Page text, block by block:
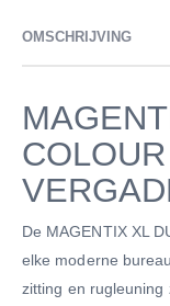
OMSCHRIJVING
COLOUR
De MAGENTIX XL
elke moderne
zitting en rugleuning